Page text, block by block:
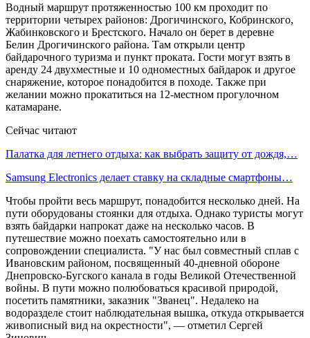
Водный маршрут протяженностью 100 км проходит по
территории четырех районов: Дрогичинского, Кобринского,
Жабинковского и Брестского. Начало он берет в деревне
Белин Дрогичинского района. Там открыли центр
байдарочного туризма и пункт проката. Гости могут взять в
аренду 24 двухместные и 10 одноместных байдарок и другое
снаряжение, которое понадобится в походе. Также при
желании можно прокатиться на 12-местном прогулочном
катамаране.
Сейчас читают
Палатка для летнего отдыха: как выбрать защиту от дождя,…
Samsung Electronics делает ставку на складные смартфоны…
Чтобы пройти весь маршрут, понадобится несколько дней. На
пути оборудованы стоянки для отдыха. Однако туристы могут
взять байдарки напрокат даже на несколько часов. В
путешествие можно поехать самостоятельно или в
сопровождении специалиста. "У нас был совместный сплав с
Ивановским районом, посвященный 40-дневной обороне
Днепровско-Бугского канала в годы Великой Отечественной
войны. В пути можно полюбоваться красивой природой,
посетить памятники, заказник "Званец". Недалеко на
водоразделе стоит наблюдательная вышка, откуда открывается
живописный вид на окрестности", — отметил Сергей